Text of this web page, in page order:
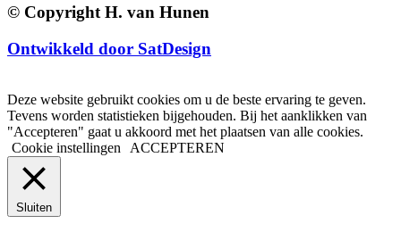
© Copyright H. van Hunen
Ontwikkeld door SatDesign
Deze website gebruikt cookies om u de beste ervaring te geven.
Tevens worden statistieken bijgehouden. Bij het aanklikken van
"Accepteren" gaat u akkoord met het plaatsen van alle cookies.
Cookie instellingen
ACCEPTEREN
Sluiten